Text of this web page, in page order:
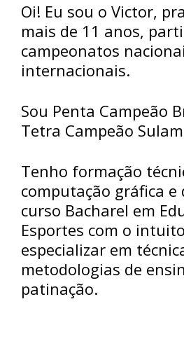
Oi! Eu sou o Victor,
mais de 11 anos,
campeonatos
internacionais.
Sou Penta Campeão
Tetra Campeão
Tenho formação
computação gráfica
curso Bacharel em
Esportes com o
especializar em
metodologias de
patinação.